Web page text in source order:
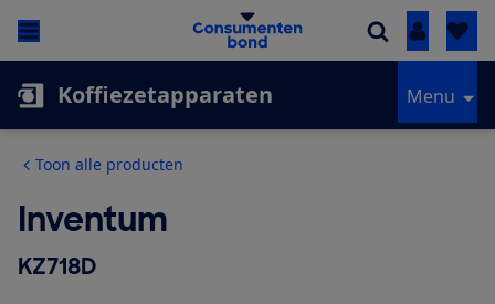
Inloggen
Koffiezetapparaten Menu
Toon alle producten
Inventum
KZ718D